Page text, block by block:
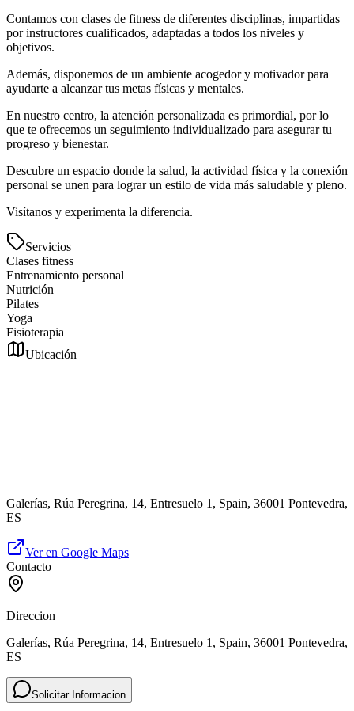
Contamos con clases de fitness de diferentes disciplinas, impartidas
por instructores cualificados, adaptadas a todos los niveles y
objetivos.
Además, disponemos de un ambiente acogedor y motivador para
ayudarte a alcanzar tus metas físicas y mentales.
En nuestro centro, la atención personalizada es primordial, por lo
que te ofrecemos un seguimiento individualizado para asegurar tu
progreso y bienestar.
Descubre un espacio donde la salud, la actividad física y la conexión
personal se unen para lograr un estilo de vida más saludable y pleno.
Visítanos y experimenta la diferencia.
Servicios
Clases fitness
Entrenamiento personal
Nutrición
Pilates
Yoga
Fisioterapia
Ubicación
Galerías, Rúa Peregrina, 14, Entresuelo 1, Spain, 36001 Pontevedra,
ES
Ver en Google Maps
Contacto
Direccion
Galerías, Rúa Peregrina, 14, Entresuelo 1, Spain, 36001 Pontevedra,
ES
Solicitar Informacion